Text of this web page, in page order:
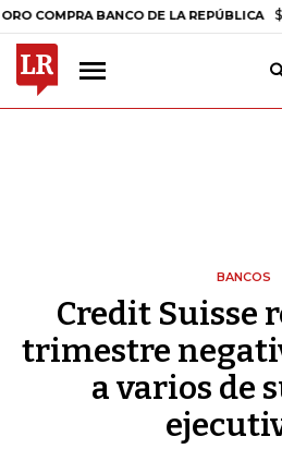
BANCO DE LA REPÚBLICA $
BANCOS
Credit Suisse
trimestre
a varios de